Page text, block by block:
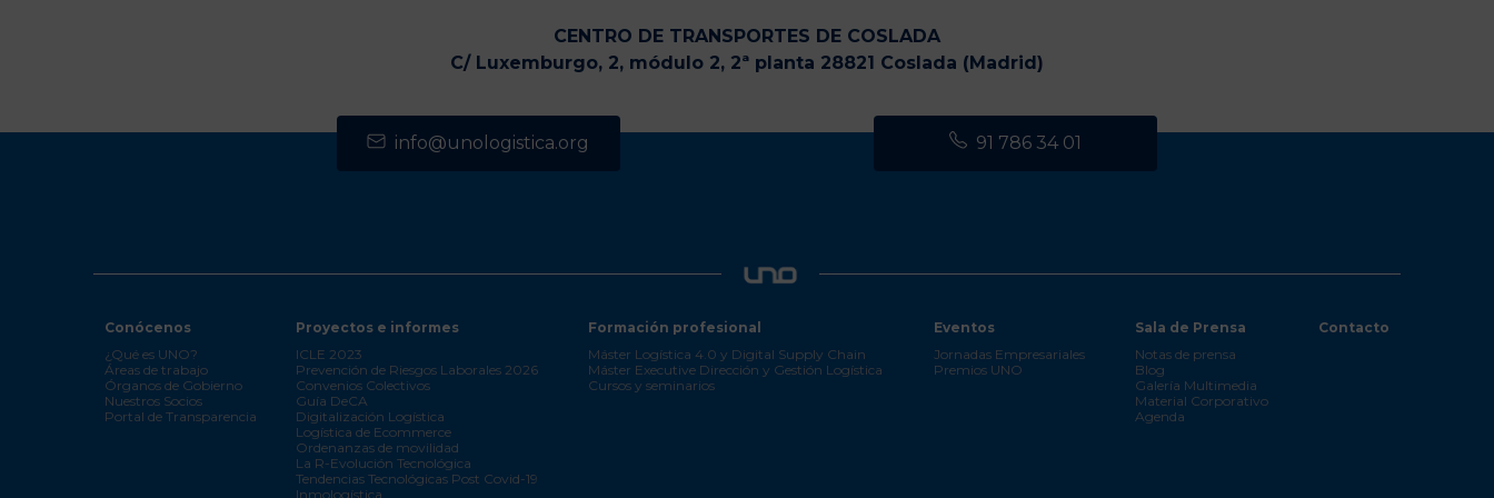
CENTRO DE TRANSPORTES DE COSLADA
C/ Luxemburgo, 2, módulo 2, 2ª planta 28821 Coslada (Madrid)
info@unologistica.org 91 786 34 01
Conócenos
¿Qué es UNO?
Áreas de trabajo
Órganos de Gobierno
Nuestros Socios
Portal de Transparencia
Proyectos e informes
ICLE 2023
Prevención de Riesgos Laborales 2026
Convenios Colectivos
Guía DeCA
Digitalización Logística
Logística de Ecommerce
Ordenanzas de movilidad
La R-Evolución Tecnológica
Tendencias Tecnológicas Post Covid-19
Inmologística
Formación profesional
Máster Logística 4.0 y Digital Supply Chain
Máster Executive Dirección y Gestión Logística
Cursos y seminarios
Eventos
Jornadas Empresariales
Premios UNO
Sala de Prensa
Notas de prensa
Blog
Galería Multimedia
Material Corporativo
Agenda
Contacto